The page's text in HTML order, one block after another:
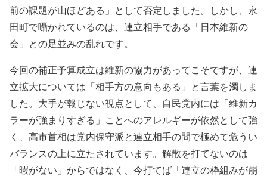
前の課題が山ほどある」として否定しました。しかし、永
田町で囁かれているのは、連立相手である「日本維新の
会」との足並みの乱れです。
今回の補正予算成立は維新の協力があってこそですが、連
立拡大については「相手方の意向もある」と言葉を濁しま
した。大手が報じない視点として、自民党内には「維新カ
ラーが強まりすぎる」ことへのアレルギーが依然として強
く、高市首相は党内保守派と連立相手の間で極めて危うい
バランスの上に立たされています。解散を打てないのは
「暇がない」からではなく、今打てば「連立の枠組みが崩